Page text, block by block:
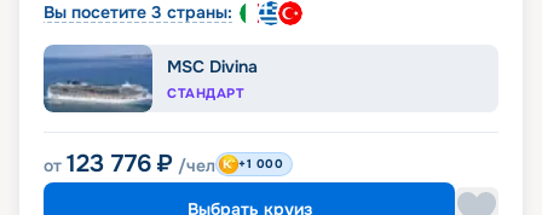
Вы посетите 3 страны:
MSC Divina
СТАНДАРТ
от 123 776 ₽ /чел +1 000
Выбрать круиз